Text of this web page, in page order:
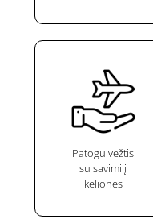
Patogu vežtis
su savimi į
keliones